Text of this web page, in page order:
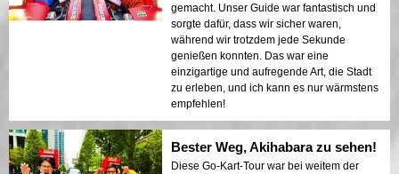
gemacht. Unser Guide war fantastisch und
sorgte dafür, dass wir sicher waren,
während wir trotzdem jede Sekunde
genießen konnten. Das war eine
einzigartige und aufregende Art, die Stadt
zu erleben, und ich kann es nur wärmstens
empfehlen!
Bester Weg, Akihabara zu sehen!
Diese Go-Kart-Tour war bei weitem der